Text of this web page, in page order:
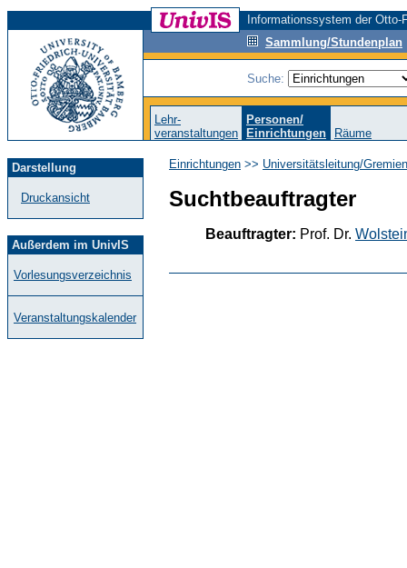
Informationssystem der
Sammlung/Stundenplan
Suche:
Lehr-
veranstaltungen
Personen/
Einrichtungen
Räume
Darstellung
Druckansicht
Außerdem im UnivIS
Vorlesungsverzeichnis
Veranstaltungskalender
Einrichtungen >> Universitätsleitung/Gremien
Suchtbeauftragter
Beauftragter: Prof. Dr.